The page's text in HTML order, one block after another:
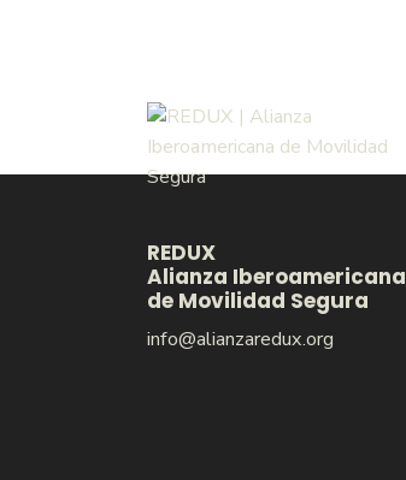
REDUX
Alianza Iberoamericana
de Movilidad Segura
info@alianzaredux.org